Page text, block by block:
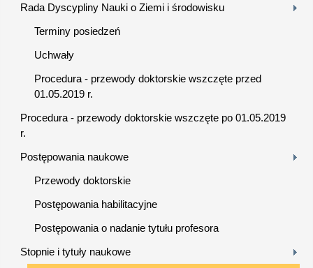
Rada Dyscypliny Nauki o Ziemi i środowisku
Terminy posiedzeń
Uchwały
Procedura - przewody doktorskie wszczęte przed
01.05.2019 r.
Procedura - przewody doktorskie wszczęte po 01.05.2019
r.
Postępowania naukowe
Przewody doktorskie
Postępowania habilitacyjne
Postępowania o nadanie tytułu profesora
Stopnie i tytuły naukowe